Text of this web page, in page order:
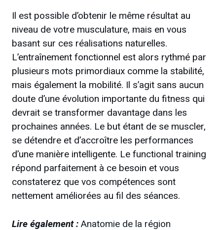
Il est possible d’obtenir le même résultat au
niveau de votre musculature, mais en vous
basant sur ces réalisations naturelles.
L’entraînement fonctionnel est alors rythmé par
plusieurs mots primordiaux comme la stabilité,
mais également la mobilité. Il s’agit sans aucun
doute d’une évolution importante du fitness qui
devrait se transformer davantage dans les
prochaines années. Le but étant de se muscler,
se détendre et d’accroître les performances
d’une manière intelligente. Le functional training
répond parfaitement à ce besoin et vous
constaterez que vos compétences sont
nettement améliorées au fil des séances.
Lire également : Anatomie de la région